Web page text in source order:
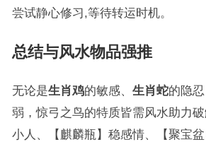
尝试静心修习,等待转运时机。
总结与风水物品强推
无论是生肖鸡的敏感、 生肖蛇的隐
弱，惊弓之鸟的特质皆需风水助力
小人、【麒麟瓶】稳感情、【聚宝